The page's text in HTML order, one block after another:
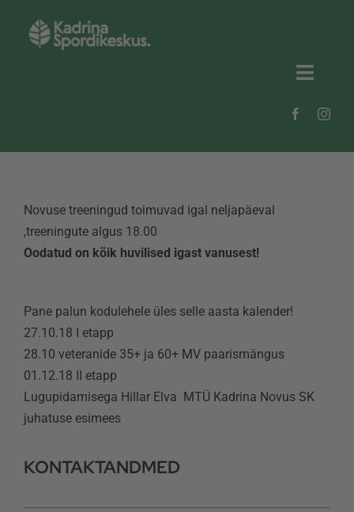
content
Kadrina valla spordiklubid
Spordirajatised
Galerii
Vainupea puhkekompleks
Kontaktid
Novuse treeningud toimuvad igal neljapäeval
,treeningute algus 18.00
Oodatud on kõik huvilised igast vanusest!
Pane palun kodulehele üles selle aasta kalender!
27.10.18 I etapp
28.10 veteranide 35+ ja 60+ MV paarismängus
01.12.18 II etapp
Lugupidamisega Hillar Elva MTÜ Kadrina Novus SK
juhatuse esimees
KONTAKTANDMED